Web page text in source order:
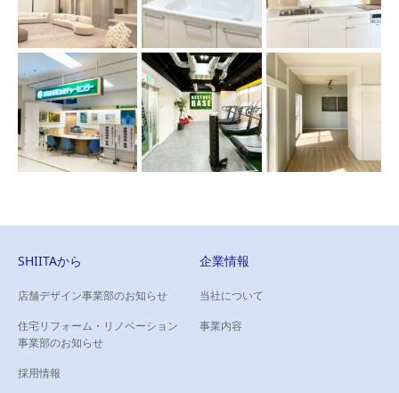
SHIITAから
店舗デザイン事業部のお知らせ
住宅リフォーム・リノベーション
事業部のお知らせ
採用情報
企業情報
当社について
事業内容